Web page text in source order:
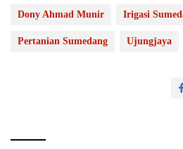
Dony Ahmad Munir Irigasi
Pertanian Sumedang Ujungjaya